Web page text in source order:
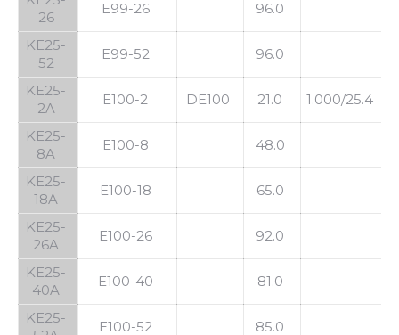
26
E99-26 96.0
KE25-
52
E99-52 96.0
KE25-
2A
E100-2 DE100 21.0 1.000/25.4
KE25-
8A
E100-8 48.0
KE25-
18A
E100-18 65.0
KE25-
26A
E100-26 92.0
KE25-
40A
E100-40 81.0
KE25-
E100-52 85.0